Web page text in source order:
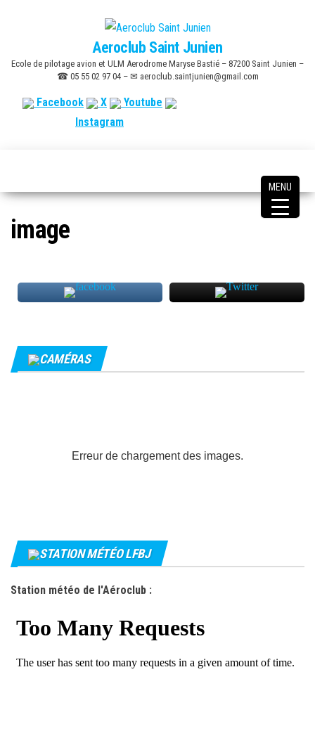
content
Aeroclub Saint Junien
Ecole de pilotage avion et ULM Aerodrome Maryse Bastié – 87200 Saint Junien –
☎ 05 55 02 97 04 – ✉ aeroclub.saintjunien@gmail.com
Facebook X
Youtube
Instagram
image
CAMÉRAS
Erreur de chargement des images.
STATION MÉTÉO LFBJ
Station météo de l'Aéroclub :
MENU